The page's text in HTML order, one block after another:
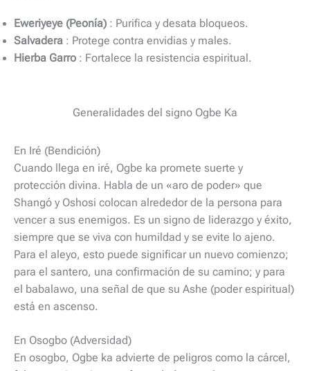
Eweriyeye (Peonía) : Purifica y desata bloqueos.
Salvadera : Protege contra envidias y males.
Hierba Garro : Fortalece la resistencia espiritual.
Generalidades del signo Ogbe Ka
En Iré (Bendición)
Cuando llega en iré, Ogbe ka promete suerte y
protección divina. Habla de un «aro de poder» que
Shangó y Oshosi colocan alrededor de la persona para
vencer a sus enemigos. Es un signo de liderazgo y éxito,
siempre que se viva con humildad y se evite lo ajeno.
Para el aleyo, esto puede significar un nuevo comienzo;
para el santero, una confirmación de su camino; y para
el babalawo, una señal de que su Ashe (poder espiritual)
está en ascenso.
En Osogbo (Adversidad)
En osogbo, Ogbe ka advierte de peligros como la cárcel,